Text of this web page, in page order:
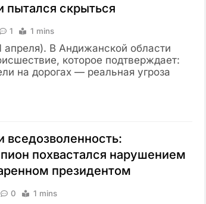
пытался скрыться
1 1 mins
апреля). В Андижанской области
которое подтверждает:
на дорогах — реальная угроза
вседозволенность:
похвастался нарушением
президентом
0 1 mins